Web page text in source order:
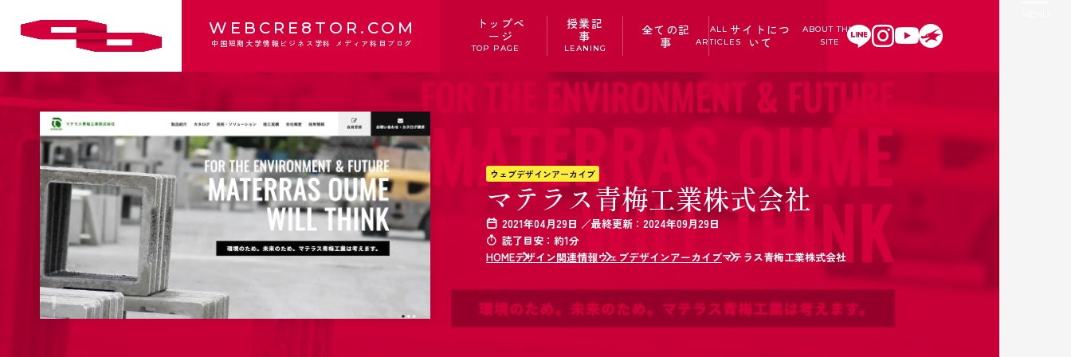
WEBCRE8TOR.COM
中国短期大学情報ビジネス学科 メディア科目ブログ
トップペ
ージ
TOP PAGE
授業記
事
LEANING
全ての記
事
ALL
ARTICLES
サイトにつ
いて
ABOUT THIS
SITE
ウェブデザインアーカイブ
マテラス青梅工業株式会社
2021年04月29日 ／最終更新：2024年09月29日
読了目安：約1分
HOMEデザイン関連情報ウェブデザインアーカイブマテラス青梅工業株式会社